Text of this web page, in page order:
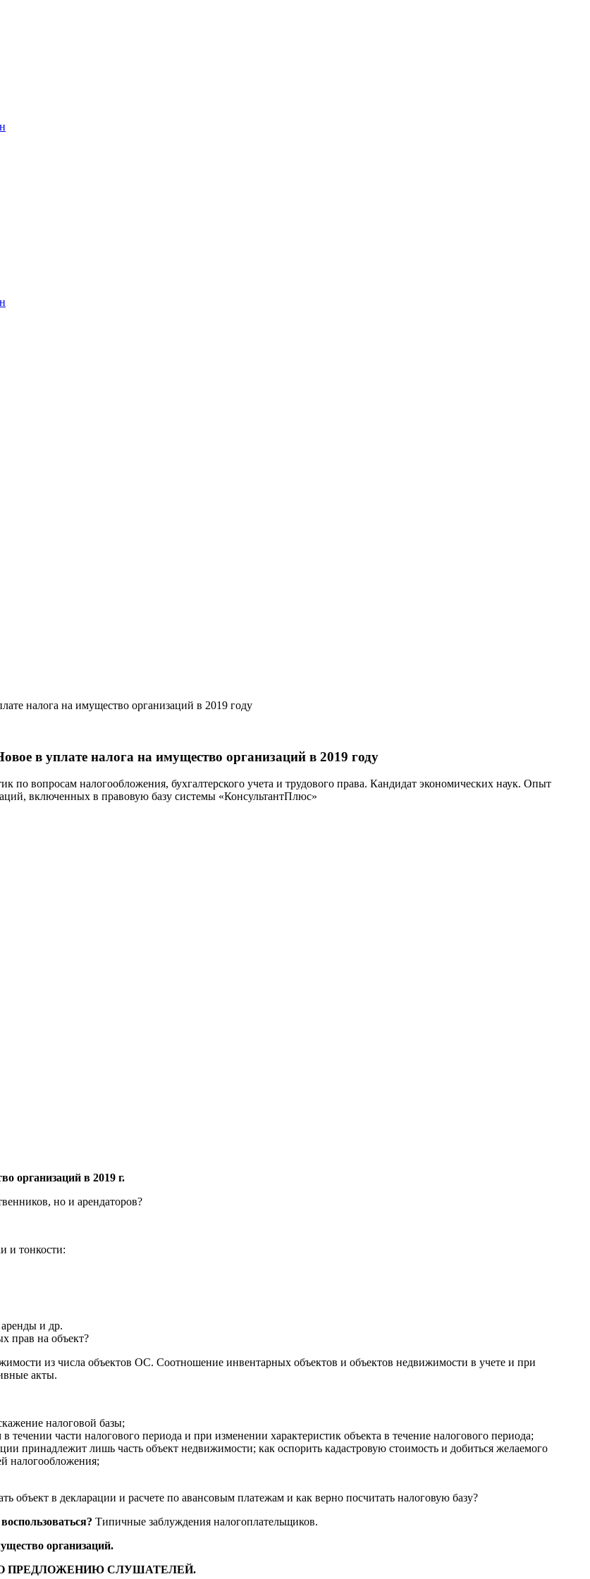
налога на имущество организаций в 2019 году
в уплате налога на имущество организаций в 2019 году
по вопросам налогообложения, бухгалтерского учета и трудового права. Кандидат экономических наук. Опыт
включенных в правовую базу системы «КонсультантПлюс»
организаций в 2019 г.
но и арендаторов?
и тонкости:
и др.
прав на объект?
из числа объектов ОС. Соотношение инвентарных объектов и объектов недвижимости в учете и при
акты.
налоговой базы;
части налогового периода и при изменении характеристик объекта в течение налогового периода;
принадлежит лишь часть объект недвижимости; как оспорить кадастровую стоимость и добиться желаемого
налогообложения;
объект в декларации и расчете по авансовым платежам и как верно посчитать налоговую базу?
Типичные заблуждения налогоплательщиков.
организаций.
ПРЕДЛОЖЕНИЮ СЛУШАТЕЛЕЙ.